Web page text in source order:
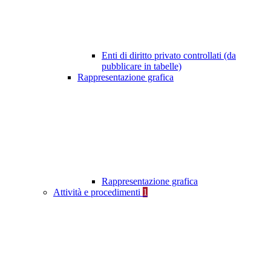
Enti di diritto privato controllati (da
pubblicare in tabelle)
Rappresentazione grafica
Rappresentazione grafica
Attività e procedimenti 1